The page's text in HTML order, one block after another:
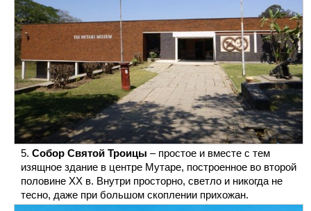
Собор Святой Троицы – простое и вместе с тем
изящное здание в центре Мутаре, построенное во второй
половине XX в. Внутри просторно, светло и никогда не
тесно, даже при большом скоплении прихожан.